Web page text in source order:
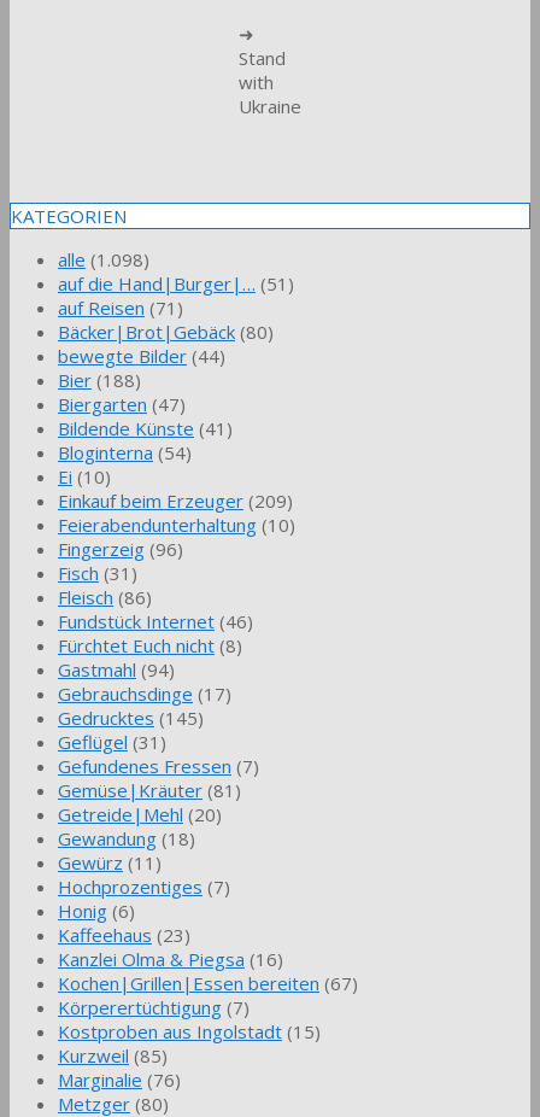
➜
Stand
with
Ukraine
KATEGORIEN
alle (1.098)
auf die Hand|Burger|… (51)
auf Reisen (71)
Bäcker|Brot|Gebäck (80)
bewegte Bilder (44)
Bier (188)
Biergarten (47)
Bildende Künste (41)
Bloginterna (54)
Ei (10)
Einkauf beim Erzeuger (209)
Feierabendunterhaltung (10)
Fingerzeig (96)
Fisch (31)
Fleisch (86)
Fundstück Internet (46)
Fürchtet Euch nicht (8)
Gastmahl (94)
Gebrauchsdinge (17)
Gedrucktes (145)
Geflügel (31)
Gefundenes Fressen (7)
Gemüse|Kräuter (81)
Getreide|Mehl (20)
Gewandung (18)
Gewürz (11)
Hochprozentiges (7)
Honig (6)
Kaffeehaus (23)
Kanzlei Olma & Piegsa (16)
Kochen|Grillen|Essen bereiten (67)
Körperertüchtigung (7)
Kostproben aus Ingolstadt (15)
Kurzweil (85)
Marginalie (76)
Metzger (80)